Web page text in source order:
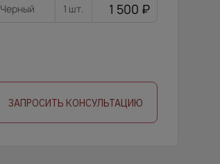
Черный 1 шт. 1 500 ₽
ЗАПРОСИТЬ КОНСУЛЬТАЦИЮ